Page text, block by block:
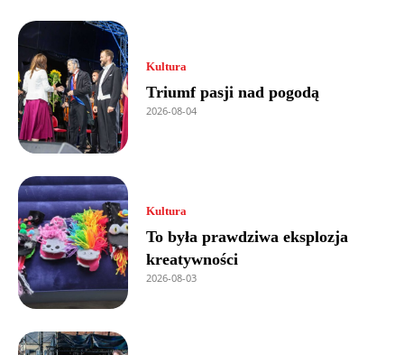
Kultura
Triumf pasji nad pogodą
2026-08-04
Kultura
To była prawdziwa eksplozja
kreatywności
2026-08-03